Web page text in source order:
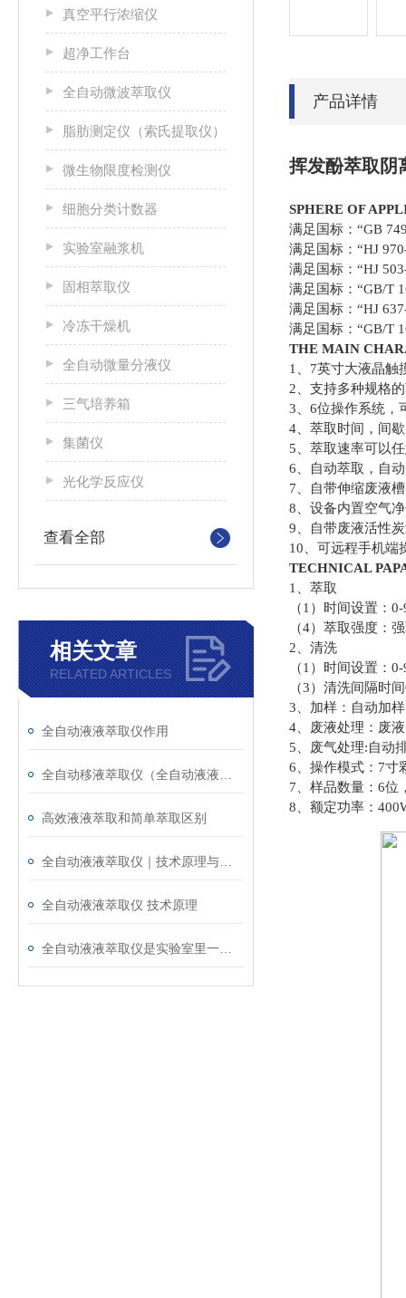
真空平行浓缩仪
超净工作台
全自动微波萃取仪
脂肪测定仪（索氏提取仪）
微生物限度检测仪
细胞分类计数器
实验室融浆机
固相萃取仪
冷冻干燥机
全自动微量分液仪
三气培养箱
集菌仪
光化学反应仪
查看全部
相关文章
RELATED ARTICLES
全自动液液萃取仪作用
高效液液萃取和简单萃取区别
全自动液液萃取仪 技术原理
产品详情
挥发酚萃取阴
SPHERE OF
满足国标：“GB
满足国标：“HJ
满足国标：“HJ
满足国标：“GB/T
满足国标：“HJ
满足国标：“GB/T
THE MAIN
1、7英寸大液晶触
2、支持多种规格
3、6位操作系统，
4、萃取时间，间
5 、萃取速率可以
6 、自动萃取，自
7 、自带伸缩废液
8 、设备内置空气
9 、自带废液活性
10 、可远程手机
TECHNICAL
1、 萃取
（1）时间设置：
（4）萃取强度：
2、清洗
（1）时间设置：
（3）清洗间隔时
3、加样：自动加样
4、废液处理：废
5、废气处理:自动
6、操作模式：7寸
7、样品数量：6位
8、额定功率：